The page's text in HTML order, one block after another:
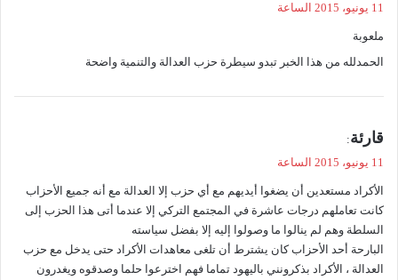
ل
11 يونيو، 2015 الساعة
ملعوبة
الحمدلله من هذا الخبر تبدو سيطرة حزب العدالة والتنمية واضحة
ي
ل
قارئة:
11 يونيو، 2015 الساعة
الأكراد مستعدين أن يضغوا أيديهم مع أي حزب إلا العدالة مع أنه جميع الأحزاب
كانت تعاملهم درجات عاشرة في المجتمع التركي إلا عندما أتى هذا الحزب إلى
السلطة وهم لم ينالوا ما وصولوا إليه إلا بفضل سياسته
البارحة أحد الأحزاب كان يشترط أن تلغى معاهدات الأكراد حتى يدخل مع حزب
العدالة ، الأكراد بذكرونني باليهود تماما فهم اخترعوا حلما وصدقوه ويغدرون